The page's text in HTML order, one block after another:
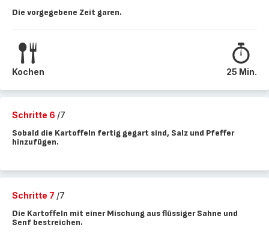
Die vorgegebene Zeit garen.
Kochen 25 Min.
Schritte 6 /7
Sobald die Kartoffeln fertig gegart sind, Salz und Pfeffer
hinzufügen.
Schritte 7 /7
Die Kartoffeln mit einer Mischung aus flüssiger Sahne und
Senf bestreichen.